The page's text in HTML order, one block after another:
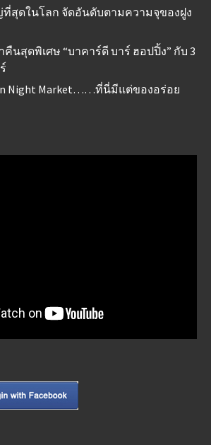
สุดในโลก จัดอันดับตามความจุของฝูง
นสุดพิเศษ “บาคาร์ดี บาร์ ฮอปปิ้ง” กับ 3
Night Market……ที่นี่มีแต่ของอร่อย